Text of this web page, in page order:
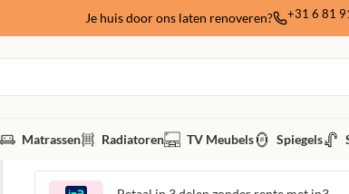
Je huis door ons laten renoveren? +31 6 81
Matrassen Radiatoren TV Meubels Spiegels